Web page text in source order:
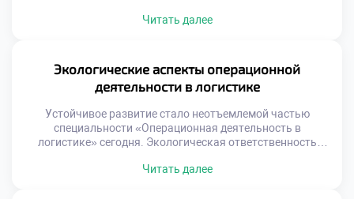
поставок. Высокие стандарты обслуживания формируют
ожиданиям клиента и стандартам. Это не просто
отсутствие брака, а предсказуемость каждого этапа
работы. Системный […]
Читать далее
Экологические аспекты операционной
деятельности в логистике
Устойчивое развитие стало неотъемлемой частью
специальности «Операционная деятельность в
логистике» сегодня. Экологическая ответственность
цепями поставок. Зеленая логистика перестала быть
Читать далее